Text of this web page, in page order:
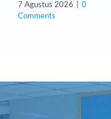
7 Agustus 2026
0
Comments